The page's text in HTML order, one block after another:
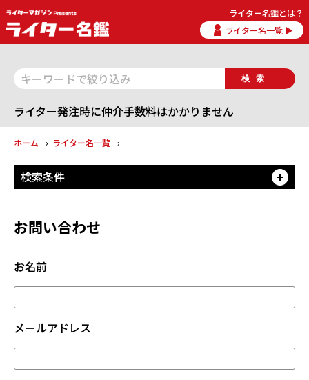
ライター名鑑とは？
ライター名一覧 ▶
検索
ライター発注時に仲介手数料はかかりません
ホーム ライター名一覧
検索条件
お問い合わせ
お名前
メールアドレス